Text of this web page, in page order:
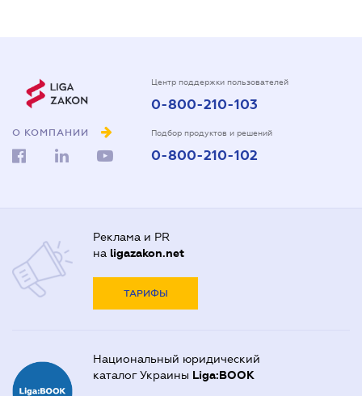
О КОМПАНИИ
Центр поддержки пользователей
0-800-210-103
Подбор продуктов и решений
0-800-210-102
Реклама и PR
на ligazakon.net
ТАРИФЫ
Национальный юридический
каталог Украины Liga:BOOK